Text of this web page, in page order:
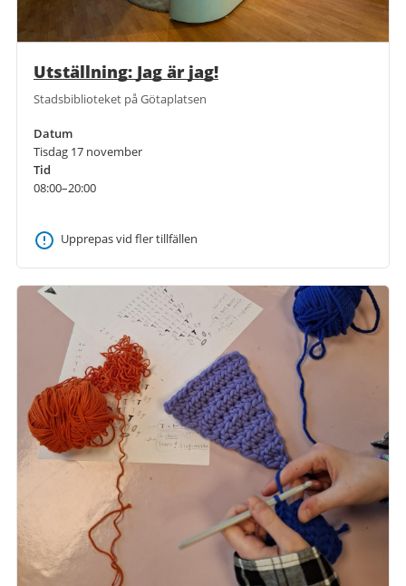
Utställning: Jag är jag!
Stadsbiblioteket på Götaplatsen
Datum
Tisdag 17 november
Tid
08:00–20:00
Upprepas vid fler tillfällen